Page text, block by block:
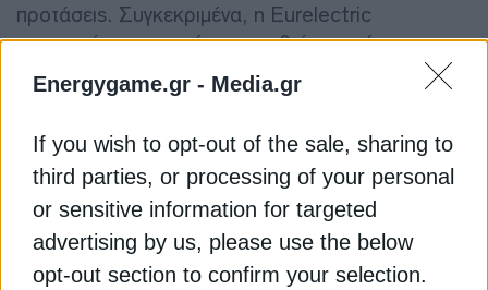
Energygame.gr - Media.gr
If you wish to opt-out of the sale, sharing to
third parties, or processing of your personal
or sensitive information for targeted
advertising by us, please use the below
opt-out section to confirm your selection.
προτάσεις. Συγκεκριμένα, η Eurelectric
υποστηρίζει πως πρέπει να τεθεί ως στόχος το
35% της συνολικής κατανάλωσης ενέργειας της
ΕΕ έως το 2030 να είναι από ηλεκτρική ενέργεια.
ποσοστό είναι στο 23% για την ΕΕ.
Στο ίδιο μήκος κύματος, το Ember παρουσίασε
τέσσερις βασικές προτάσεις για τον νέο Επίτροπο
Ενέργειας της ΕΕ, εστιάζοντας στην επιτάχυνση